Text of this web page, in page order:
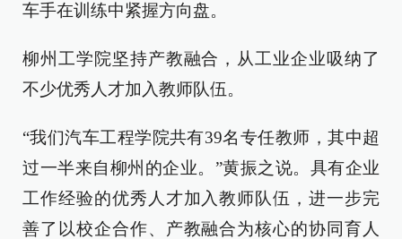
车手在训练中紧握方向盘。
柳州工学院坚持产教融合，从工业企业吸纳了
不少优秀人才加入教师队伍。
“我们汽车工程学院共有39名专任教师，其中超
过一半来自柳州的企业。”黄振之说。具有企业
工作经验的优秀人才加入教师队伍，进一步完
善了以校企合作、产教融合为核心的协同育人